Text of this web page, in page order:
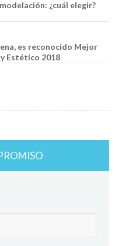
¿cuál elegir?
es reconocido Mejor
Estético 2018